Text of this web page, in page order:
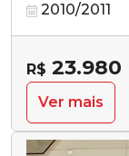
2010/2011
R$ 23.980
Ver mais